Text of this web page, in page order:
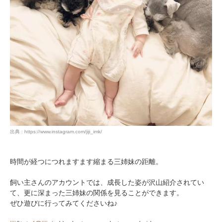
出典 : https://www.instagram.com/jiji_imk/
時間が経つにつれますます縮まる三姉妹の距離。
飼い主さんのアカウントでは、成長した姿が沢山紹介されてい
て、更に深まった三姉妹の関係を見ることができます。
ぜひ遊びに行ってみてくださいね♪